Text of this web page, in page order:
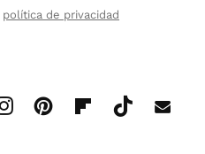
política de privacidad